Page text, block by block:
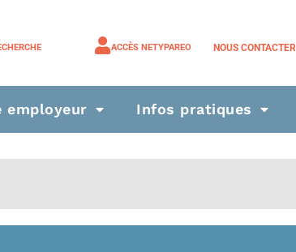
ACCÈS NETYPAREO NOUS CONTACTER
employeur Infos pratiques